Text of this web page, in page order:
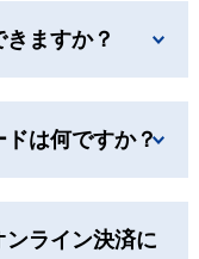
ますか？
ドは何ですか？
ライン決済に